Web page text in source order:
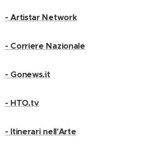
- Artistar Network
- Corriere Nazionale
- Gonews.it
- HTO.tv
- Itinerari nell'Arte